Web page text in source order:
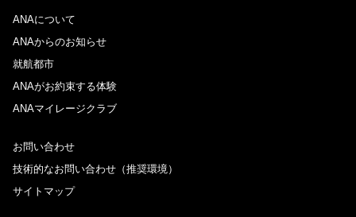
ANAについて
ANAからのお知らせ
就航都市
ANAがお約束する体験
ANAマイレージクラブ
お問い合わせ
技術的なお問い合わせ（推奨環境）
サイトマップ